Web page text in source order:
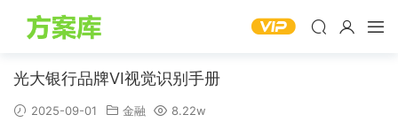
光大银行品牌VI视觉识别手册
2025-09-01 金融 8.22w